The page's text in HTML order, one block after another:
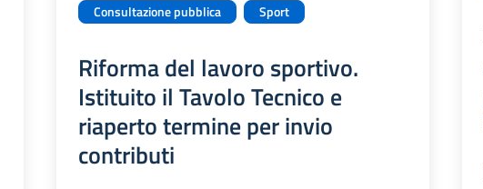
Consultazione pubblica
Sport
Riforma del lavoro sportivo.
Istituito il Tavolo Tecnico e
riaperto termine per invio
contributi